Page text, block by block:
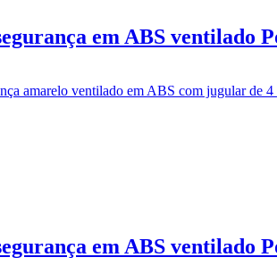
em ABS ventilado
em ABS ventilado